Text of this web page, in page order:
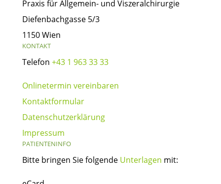
Praxis für Allgemein- und Viszeralchirurgie
Diefenbachgasse 5/3
1150 Wien
KONTAKT
Telefon +43 1 963 33 33
Onlinetermin vereinbaren
Kontaktformular
Datenschutzerklärung
Impressum
PATIENTENINFO
Bitte bringen Sie folgende Unterlagen mit: